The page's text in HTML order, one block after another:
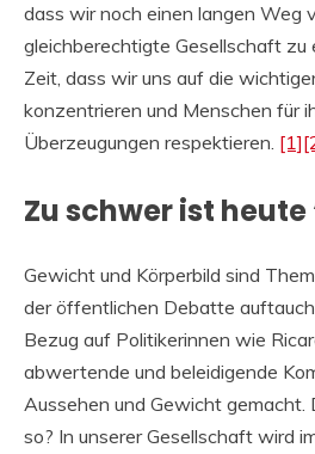
dass wir noch einen langen Weg
gleichberechtigte Gesellschaft zu
Zeit, dass wir uns auf die
konzentrieren und Menschen für
Überzeugungen respektieren. [1]
Zu schwer ist heute
Gewicht und Körperbild sind
der öffentlichen Debatte
Bezug auf Politikerinnen wie
abwertende und beleidigende
Aussehen und Gewicht gemacht.
so? In unserer Gesellschaft wird